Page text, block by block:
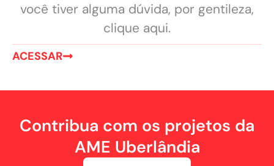
você tiver alguma dúvida, por gentileza,
clique aqui.
ACESSAR
Contribua com os projetos da
AME Uberlândia